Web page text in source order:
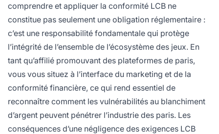
comprendre et appliquer la conformité LCB ne
constitue pas seulement une obligation réglementaire :
c’est une responsabilité fondamentale qui protège
l’intégrité de l’ensemble de l’écosystème des jeux. En
tant qu’affilié promouvant des plateformes de paris,
vous vous situez à l’interface du marketing et de la
conformité financière, ce qui rend essentiel de
reconnaître comment les vulnérabilités au blanchiment
d’argent peuvent pénétrer l’industrie des paris. Les
conséquences d’une négligence des exigences LCB